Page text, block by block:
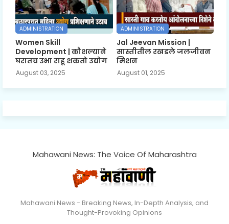
ADMINISTRATION
Women Skill
Development | कौशल्याने
घरातच उभा राहू शकतो उद्योग
August 03, 2025
ADMINISTRATION
Jal Jeevan Mission |
सास्तीतील रखडले जलजीवन
मिशन
August 01, 2025
Mahawani News: The Voice Of Maharashtra
Mahawani News - Breaking News, In-Depth Analysis, and
Thought-Provoking Opinions